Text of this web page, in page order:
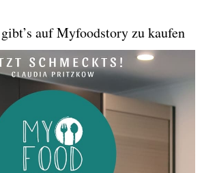
auf Myfoodstory zu kaufen